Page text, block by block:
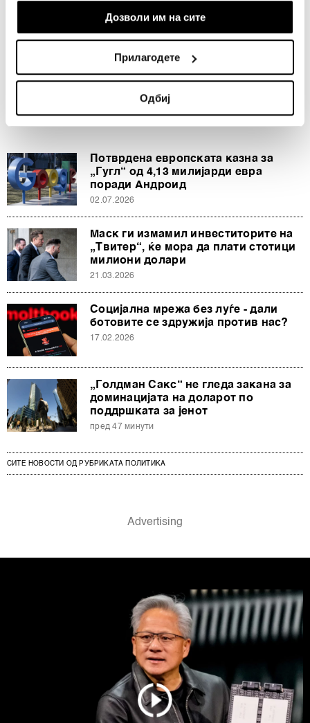
If you allow, we would also like to:
Collect information about your geographical
Identify your device by actively scanning it for
specific characteristics (fingerprinting)
Find out more about how your personal data is processed
Заедничките ракувачи се HD-WIN ARENA SPORT
d.o.o. иПертнери. Повеќе за податоците кои ги
обработуваме како и за вашите права прочитајте во
нашатаПолитика на приватност, а за колачињата и
други слични технологии воПолитиката на
колачиња
. Колачињата во кој било момент можете
повторно да ги ажурирате со клик на „Прикажи ги
ја повлечете без негативни последици.
Дозволи им на сите
Прилагодете
Одбиј
ПЛАТФОРМА
СОЦИЈАЛНИ МРЕЖИ
КАЗНА
Потврдена европската казна за
„Гугл“ од 4,13 милијарди евра
поради Андроид
02.07.2026
Маск ги измамил инвеститорите на
„Твитер“, ќе мора да плати стотици
милиони долари
21.03.2026
Социјална мрежа без луѓе - дали
ботовите се здружија против нас?
17.02.2026
„Голдман Сакс“ не гледа закана за
доминацијата на доларот по
поддршката за јенот
пред 47 минути
СИТЕ НОВОСТИ ОД РУБРИКАТА ПОЛИТИКА